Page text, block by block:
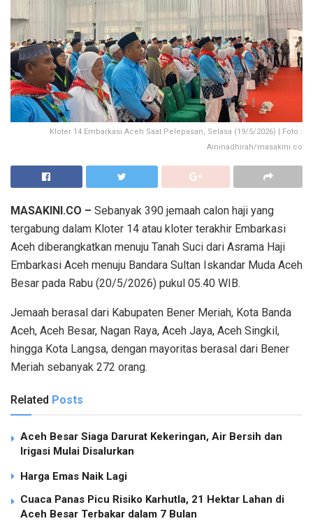
Kloter 14 Embarkasi Aceh Saat Pelepasan, Selasa (19/5/2026) | Foto :
Aininadhirah/masakini.co
MASAKINI.CO – Sebanyak 390 jemaah calon haji yang
tergabung dalam Kloter 14 atau kloter terakhir Embarkasi
Aceh diberangkatkan menuju Tanah Suci dari Asrama Haji
Embarkasi Aceh menuju Bandara Sultan Iskandar Muda Aceh
Besar pada Rabu (20/5/2026) pukul 05.40 WIB.
Jemaah berasal dari Kabupaten Bener Meriah, Kota Banda
Aceh, Aceh Besar, Nagan Raya, Aceh Jaya, Aceh Singkil,
hingga Kota Langsa, dengan mayoritas berasal dari Bener
Meriah sebanyak 272 orang.
Related Posts
Aceh Besar Siaga Darurat Kekeringan, Air Bersih dan
Irigasi Mulai Disalurkan
Harga Emas Naik Lagi
Cuaca Panas Picu Risiko Karhutla, 21 Hektar Lahan di
Aceh Besar Terbakar dalam 7 Bulan